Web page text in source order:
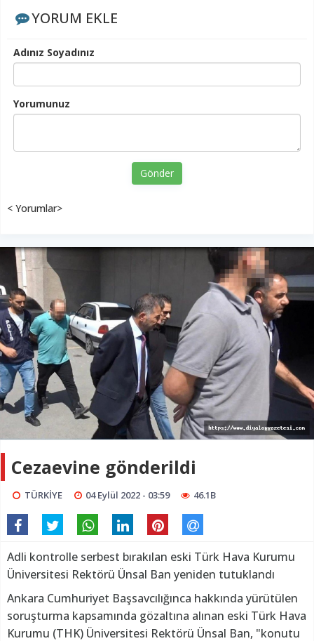
YORUM EKLE
Adınız Soyadınız
Yorumunuz
Gönder
< Yorumlar>
Cezaevine gönderildi
TÜRKİYE 04 Eylül 2022 - 03:59 46.1B
Adli kontrolle serbest bırakılan eski Türk Hava Kurumu
Üniversitesi Rektörü Ünsal Ban yeniden tutuklandı
Ankara Cumhuriyet Başsavcılığınca hakkında yürütülen
soruşturma kapsamında gözaltına alınan eski Türk Hava
Kurumu (THK) Üniversitesi Rektörü Ünsal Ban, "konutu